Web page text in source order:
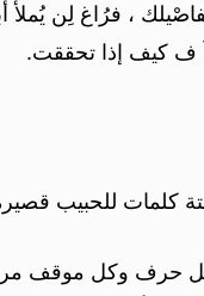
، فرُاغ لِن يُملأ
ف كيف إذا تحققت.
كلمات للحبيب
لكل حرف وكل موقف